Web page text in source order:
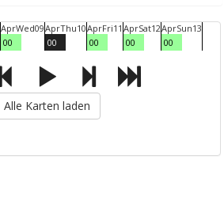
AprWed09
00
AprThu10
00
AprFri11
00
AprSat12
00
AprSun13
00
Alle Karten laden